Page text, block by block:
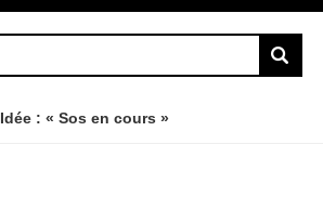
Idée : « Sos en cours »